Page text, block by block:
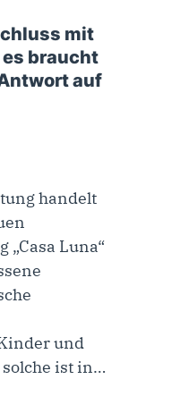
mit
braucht
auf
handelt
Luna“
und
ist in…